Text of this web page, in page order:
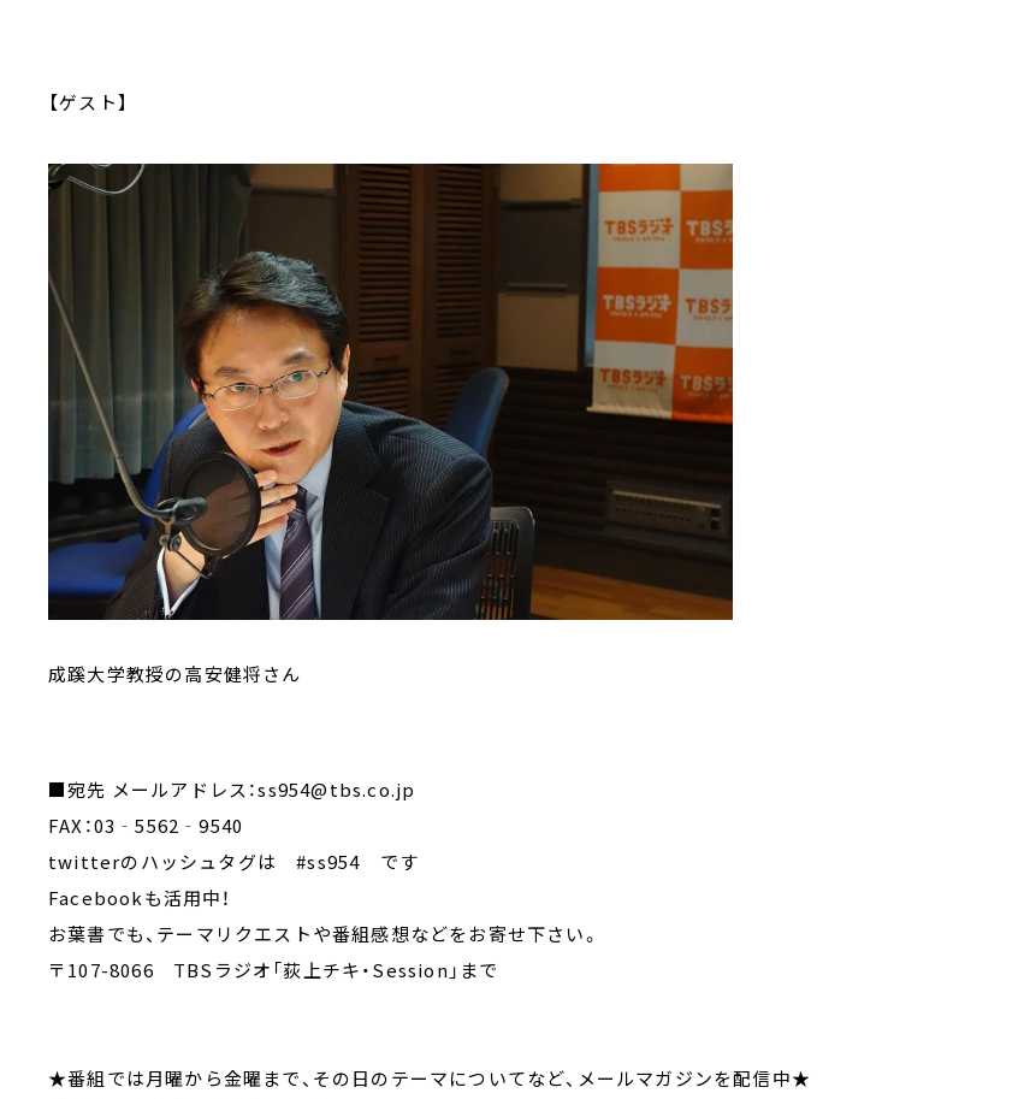
【ゲスト】
成蹊大学教授の高安健将さん
■宛先 メールアドレス：ss954@tbs.co.jp
FAX：03‐5562‐9540
twitterのハッシュタグは #ss954 です
Facebookも活用中！
お葉書でも、テーマリクエストや番組感想などをお寄せ下さい。
〒107-8066 TBSラジオ「荻上チキ・Session」まで
★番組では月曜から金曜まで、その日のテーマについてなど、メールマガジンを配信中★